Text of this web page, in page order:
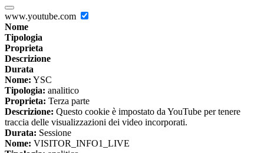
www.youtube.com
Nome
Tipologia
Proprieta
Descrizione
Durata
Nome: YSC
Tipologia: analitico
Proprieta: Terza parte
Descrizione: Questo cookie è impostato da YouTube per tenere
traccia delle visualizzazioni dei video incorporati.
Durata: Sessione
Nome: VISITOR_INFO1_LIVE